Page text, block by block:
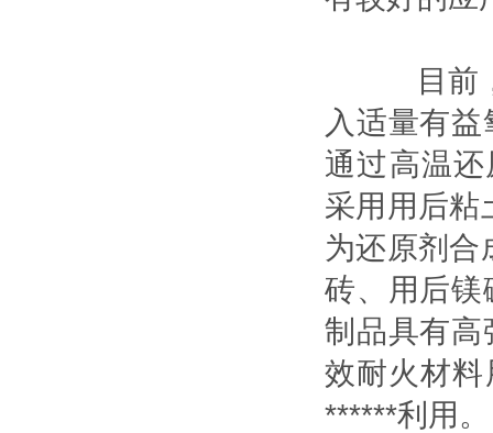
目前，
入适量有
通过高温
采用用后粘
为还原剂合
砖、用后镁
制品具有高
效耐火材
******利用。